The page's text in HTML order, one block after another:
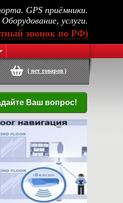
GPS приёмники.
услуги.
звонок по РФ)
(нет товаров)
Ваш вопрос!